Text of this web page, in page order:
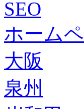
SEO
ホーム
大阪
泉州